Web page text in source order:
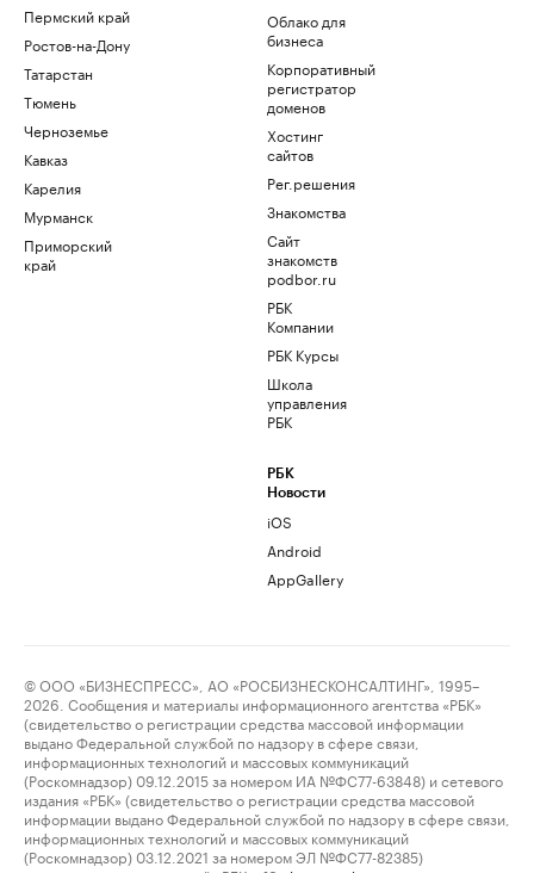
Пермский край
Ростов-на-Дону
Татарстан
Тюмень
Черноземье
Кавказ
Карелия
Мурманск
Приморский
край
Облако для
бизнеса
Корпоративный
регистратор
доменов
Хостинг
сайтов
Рег.решения
Знакомства
Сайт
знакомств
podbor.ru
РБК
Компании
РБК Курсы
Школа
управления
РБК
РБК
Новости
iOS
Android
AppGallery
© ООО «БИЗНЕСПРЕСС», АО «РОСБИЗНЕСКОНСАЛТИНГ», 1995–
2026. Сообщения и материалы информационного агентства «РБК»
(свидетельство о регистрации средства массовой информации
выдано Федеральной службой по надзору в сфере связи,
информационных технологий и массовых коммуникаций
(Роскомнадзор) 09.12.2015 за номером ИА №ФС77-63848) и сетевого
издания «РБК» (свидетельство о регистрации средства массовой
информации выдано Федеральной службой по надзору в сфере связи,
информационных технологий и массовых коммуникаций
(Роскомнадзор) 03.12.2021 за номером ЭЛ №ФС77-82385)